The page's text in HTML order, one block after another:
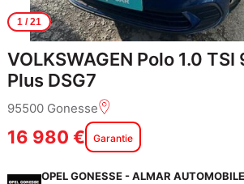
1/ 21
VOLKSWAGEN Polo 1.0
Plus DSG7
95500 Gonesse
16 980 € Garantie
OPEL GONESSE - ALMAR